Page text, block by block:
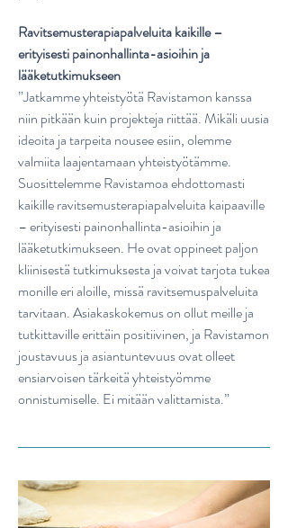
Ravitsemusterapiapalveluita kaikille –
erityisesti painonhallinta-asioihin ja
lääketutkimukseen
”Jatkamme yhteistyötä Ravistamon kanssa
niin pitkään kuin projekteja riittää. Mikäli uusia
ideoita ja tarpeita nousee esiin, olemme
valmiita laajentamaan yhteistyötämme.
Suosittelemme Ravistamoa ehdottomasti
kaikille ravitsemusterapiapalveluita kaipaaville
– erityisesti painonhallinta-asioihin ja
lääketutkimukseen. He ovat oppineet paljon
kliinisestä tutkimuksesta ja voivat tarjota tukea
monille eri aloille, missä ravitsemuspalveluita
tarvitaan. Asiakaskokemus on ollut meille ja
tutkittaville erittäin positiivinen, ja Ravistamon
joustavuus ja asiantuntevuus ovat olleet
ensiarvoisen tärkeitä yhteistyömme
onnistumiselle. Ei mitään valittamista.”